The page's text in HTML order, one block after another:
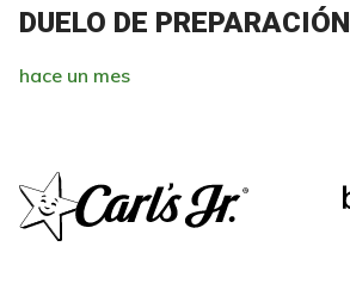
DUELO DE PREPARACIÓN
hace un mes